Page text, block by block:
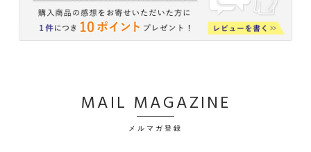
MAIL MAGAZINE
メルマガ登録